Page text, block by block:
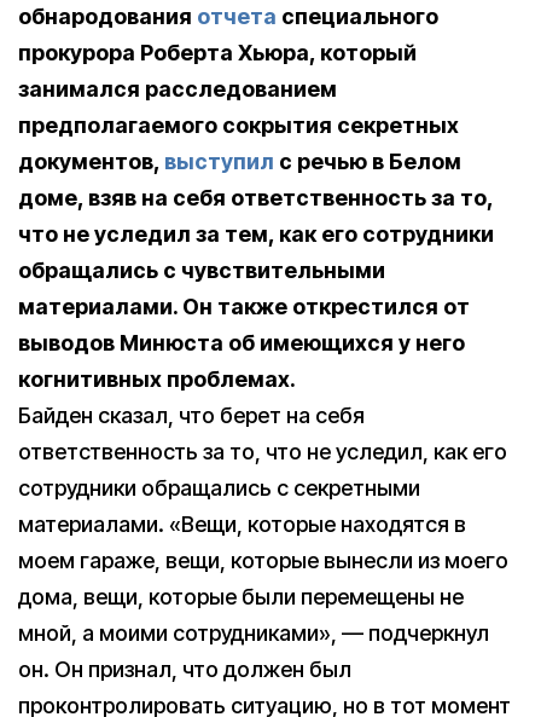
обнародования отчета специального
прокурора Роберта Хьюра, который
занимался расследованием
предполагаемого сокрытия секретных
документов, выступил с речью в Белом
доме, взяв на себя ответственность за то,
что не уследил за тем, как его сотрудники
обращались с чувствительными
материалами. Он также открестился от
выводов Минюста об имеющихся у него
когнитивных проблемах.
Байден сказал, что берет на себя
ответственность за то, что не уследил, как его
сотрудники обращались с секретными
материалами. «Вещи, которые находятся в
моем гараже, вещи, которые вынесли из моего
дома, вещи, которые были перемещены не
мной, а моими сотрудниками», — подчеркнул
он. Он признал, что должен был
проконтролировать ситуацию, но в тот момент